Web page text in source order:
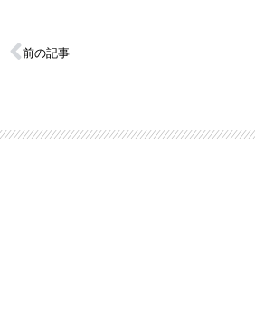
前の記事